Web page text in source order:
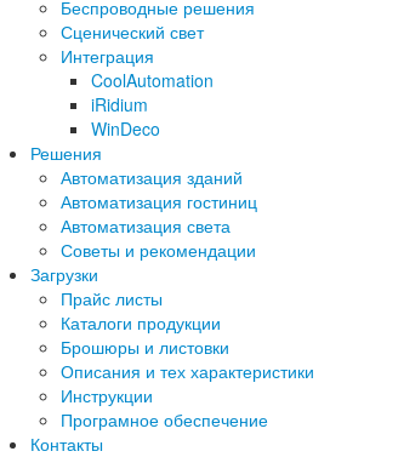
Беспроводные решения
Сценический свет
Интеграция
CoolAutomation
iRidium
WinDeco
Решения
Автоматизация зданий
Автоматизация гостиниц
Автоматизация света
Советы и рекомендации
Загрузки
Прайс листы
Каталоги продукции
Брошюры и листовки
Описания и тех характеристики
Инструкции
Програмное обеспечение
Контакты